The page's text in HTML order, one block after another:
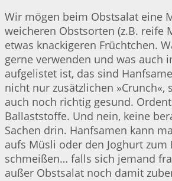
Wir mögen beim Obstsalat eine
weicheren Obstsorten (z.B. reife
etwas knackigeren Früchtchen.
gerne verwenden und was auch
aufgelistet ist, das sind
nicht nur zusätzlichen »Crunch«,
auch noch richtig gesund.
Ballaststoffe. Und nein, keine
Sachen drin. Hanfsamen kann
aufs Müsli oder den Joghurt zum
schmeißen… falls sich jemand
außer Obstsalat noch damit